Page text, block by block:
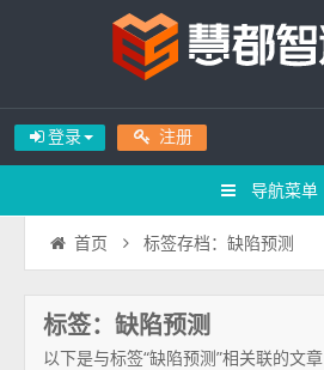
登录 注册
导航菜单
首页 标签存档：缺陷预测
标签：缺陷预测
以下是与标签“缺陷预测”相关联的文章